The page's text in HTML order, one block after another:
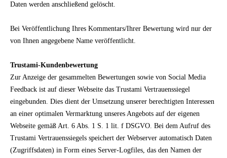
Daten werden anschließend gelöscht.
Bei Veröffentlichung Ihres Kommentars/Ihrer Bewertung wird nur der
von Ihnen angegebene Name veröffentlicht.
Trustami-Kundenbewertung
Zur Anzeige der gesammelten Bewertungen sowie von Social Media
Feedback ist auf dieser Webseite das Trustami Vertrauenssiegel
eingebunden. Dies dient der Umsetzung unserer berechtigten Interessen
an einer optimalen Vermarktung unseres Angebots auf der eigenen
Webseite gemäß Art. 6 Abs. 1 S. 1 lit. f DSGVO. Bei dem Aufruf des
Trustami Vertrauenssiegels speichert der Webserver automatisch Daten
(Zugriffsdaten) in Form eines Server-Logfiles, das den Namen der